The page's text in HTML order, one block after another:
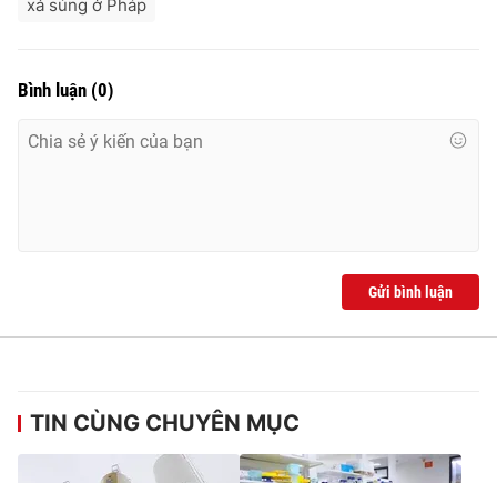
cấp ngày 29/12/2023
Nguyễn Trọng Ninh
Ðiện thoại Thời báo VTV:
xả súng ở Pháp
Bình luận (0)
Gửi bình luận
TIN CÙNG CHUYÊN MỤC